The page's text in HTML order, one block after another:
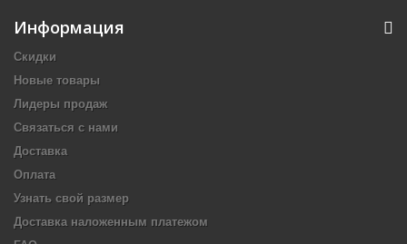
Информация
Скидки
Новые товары
Лидеры продаж
Связаться с нами
Доставка
Оплата
Узнать свой размер
Доставка наложенным платежом